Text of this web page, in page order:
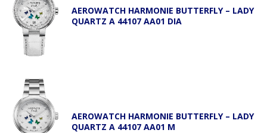
AEROWATCH HARMONIE BUTTERFLY – LADY
QUARTZ A 44107 AA01 DIA
AEROWATCH HARMONIE BUTTERFLY – LADY
QUARTZ A 44107 AA01 M